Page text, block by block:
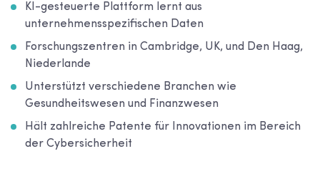
KI-gesteuerte Plattform lernt aus
unternehmensspezifischen Daten
Forschungszentren in Cambridge, UK, und Den Haag,
Niederlande
Unterstützt verschiedene Branchen wie
Gesundheitswesen und Finanzwesen
Hält zahlreiche Patente für Innovationen im Bereich
der Cybersicherheit